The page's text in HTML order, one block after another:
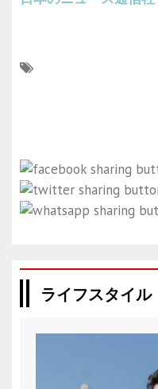
ライフスタイル